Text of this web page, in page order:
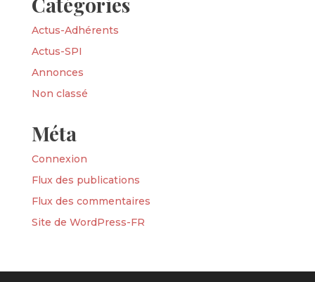
Actus-Adhérents
Actus-SPI
Annonces
Non classé
Méta
Connexion
Flux des publications
Flux des commentaires
Site de WordPress-FR